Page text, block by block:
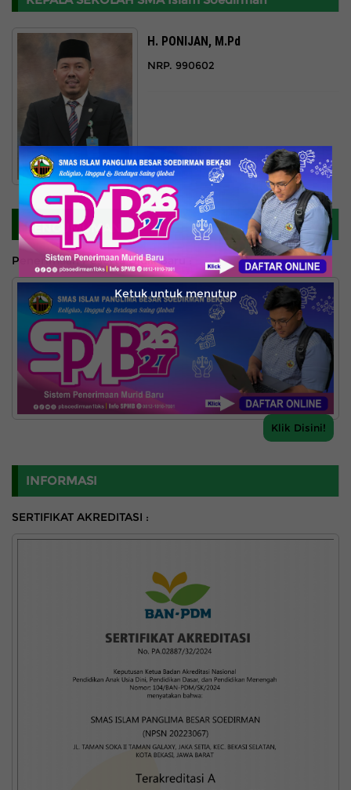
Ketuk untuk menutup
H. PONIJAN, M.Pd
NRP. 990602
PENGUMUMAN
Penerimaan Peserta Didik Baru :
Klik Disini!
INFORMASI
SERTIFIKAT AKREDITASI :